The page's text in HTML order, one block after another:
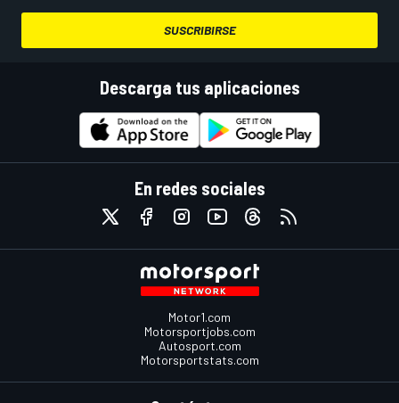
SUSCRIBIRSE
Descarga tus aplicaciones
En redes sociales
Motor1.com
Motorsportjobs.com
Autosport.com
Motorsportstats.com